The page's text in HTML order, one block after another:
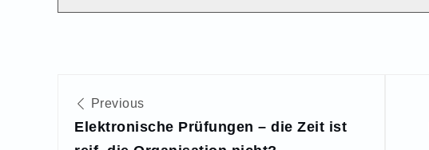
Previous
Elektronische Prüfungen – die Zeit ist